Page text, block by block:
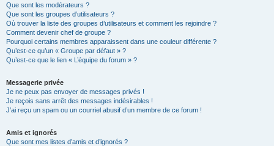
Que sont les modérateurs ?
Que sont les groupes d’utilisateurs ?
Où trouver la liste des groupes d’utilisateurs et comment les rejoindre ?
Comment devenir chef de groupe ?
Pourquoi certains membres apparaissent dans une couleur différente ?
Qu’est-ce qu’un « Groupe par défaut » ?
Qu’est-ce que le lien « L’équipe du forum » ?
Messagerie privée
Je ne peux pas envoyer de messages privés !
Je reçois sans arrêt des messages indésirables !
J’ai reçu un spam ou un courriel abusif d’un membre de ce forum !
Amis et ignorés
Que sont mes listes d’amis et d’ignorés ?